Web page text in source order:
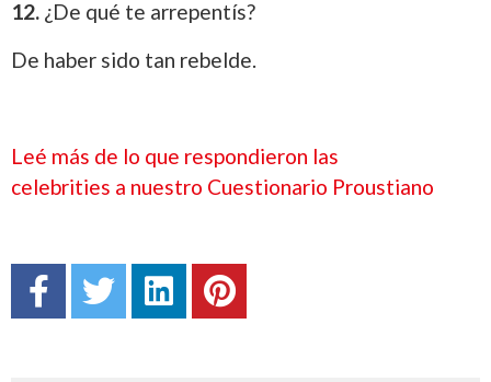
12. ¿De qué te arrepentís?
De haber sido tan rebelde.
Leé más de lo que respondieron las
celebrities a nuestro Cuestionario Proustiano